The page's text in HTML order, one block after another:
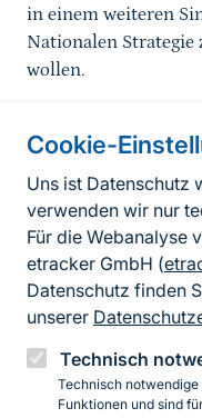
Cookie-
Uns ist Datenschutz
verwenden wir nur
Für die Webanalyse
etracker GmbH (
Datenschutz finden
unserer
Technisch
Technisch
Funktionen und sind
in einem weiteren
Nationalen
wollen.
Informationen
Fußzeile